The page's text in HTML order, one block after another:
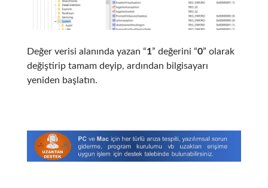
Değer verisi alanında yazan “1” değerini “0” olarak
değiştirip tamam deyip, ardından bilgisayarı
yeniden başlatın.